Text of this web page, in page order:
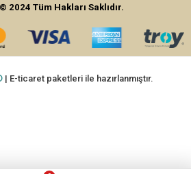
© 2024Tüm Hakları Saklıdır.
| E-ticaret paketleri ile hazırlanmıştır.